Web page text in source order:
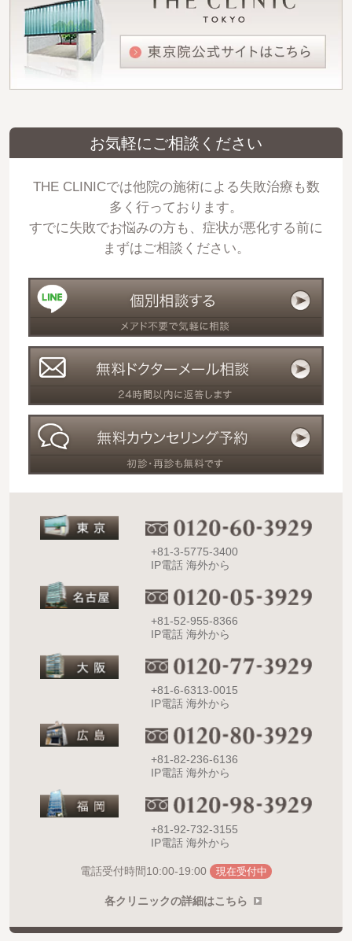
お気軽にご相談ください
THE CLINICでは他院の施術による失敗治療も数
多く行っております。
すでに失敗でお悩みの方も、症状が悪化する前に
まずはご相談ください。
+81-3-5775-3400
IP電話 海外から
+81-52-955-8366
IP電話 海外から
+81-6-6313-0015
IP電話 海外から
+81-82-236-6136
IP電話 海外から
+81-92-732-3155
IP電話 海外から
電話受付時間10:00-19:00 現在受付中
各クリニックの詳細はこちら